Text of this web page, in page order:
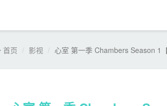
首页 影视 心室 第一季 Chambers Season 1